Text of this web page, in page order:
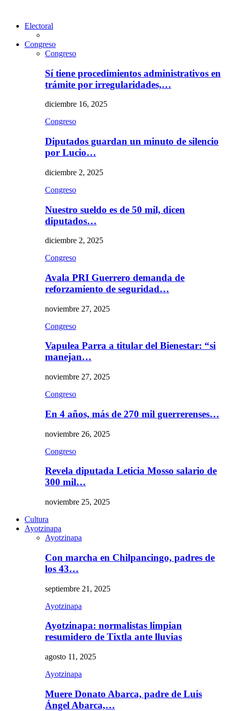
Electoral
Congreso
Congreso
Sí tiene procedimientos administrativos en
trámite por irregularidades,…
diciembre 16, 2025
Congreso
Diputados guardan un minuto de silencio
por Lucio…
diciembre 2, 2025
Congreso
Nuestro sueldo es de 50 mil, dicen
diputados…
diciembre 2, 2025
Congreso
Avala PRI Guerrero demanda de
reforzamiento de seguridad…
noviembre 27, 2025
Congreso
Vapulea Parra a titular del Bienestar: “si
manejan…
noviembre 27, 2025
Congreso
En 4 años, más de 270 mil guerrerenses…
noviembre 26, 2025
Congreso
Revela diputada Leticia Mosso salario de
300 mil…
noviembre 25, 2025
Cultura
Ayotzinapa
Ayotzinapa
Con marcha en Chilpancingo, padres de
los 43…
septiembre 21, 2025
Ayotzinapa
Ayotzinapa: normalistas limpian
resumidero de Tixtla ante lluvias
agosto 11, 2025
Ayotzinapa
Muere Donato Abarca, padre de Luis
Ángel Abarca,…